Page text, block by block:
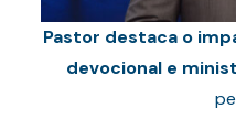
Pastor destaca o
devocional e